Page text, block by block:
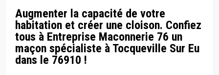
Augmenter la capacité de votre
habitation et créer une cloison. Confiez
tous à Entreprise Maconnerie 76 un
maçon spécialiste à Tocqueville Sur Eu
dans le 76910 !